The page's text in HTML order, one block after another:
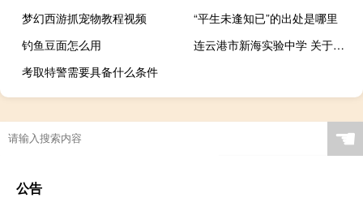
梦幻西游抓宠物教程视频
“平生未逢知已”的出处是哪里
钓鱼豆面怎么用
连云港市新海实验中学 关于连云港市新海实验中学的介绍
考取特警需要具备什么条件
☚
公告